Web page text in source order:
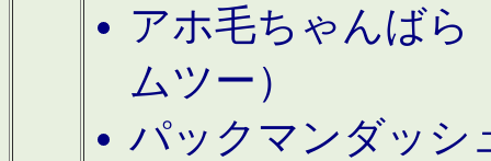
アホ毛ちゃんばら
ムツー）
パックマンダッシ